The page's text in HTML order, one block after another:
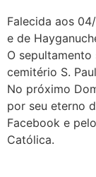
Falecida aos
e de
O sepultamento
cemitério S.
No próximo
por seu eterno
Facebook e
Católica.